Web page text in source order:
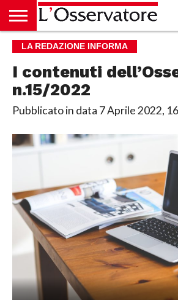
HOME
CULTURA
ECONOMIA
RUBRICHE
ARCHIVIO
PODCAST
ABBONAMENTO
CHI
ACCEDI
LA REDAZIONE INFORMA
I contenuti
n.15/2022
Pubblicato in data 7 Aprile 2022,